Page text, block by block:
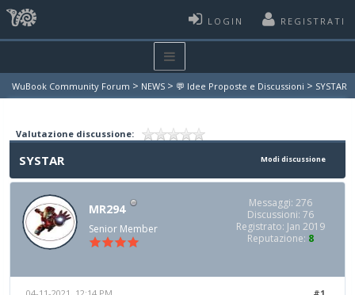
LOGIN REGISTRATI
WuBook Community Forum > NEWS > 💬 Idee Proposte e Discussioni > SYSTAR
Valutazione discussione:
Modi discussione
SYSTAR
MR294
Senior Member
Messaggi: 276
Discussioni: 76
Registrato: Jan 2019
Reputazione: 8